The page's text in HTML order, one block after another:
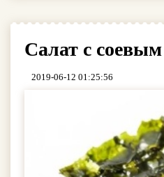
Салат с
2019-06-12 01:25:56